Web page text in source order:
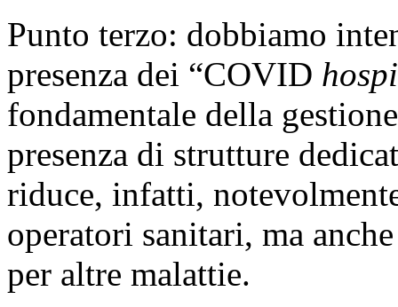
Punto terzo: dobbiamo
presenza dei “COVID
fondamentale della
presenza di strutture
riduce, infatti,
operatori sanitari, ma
per altre malattie.